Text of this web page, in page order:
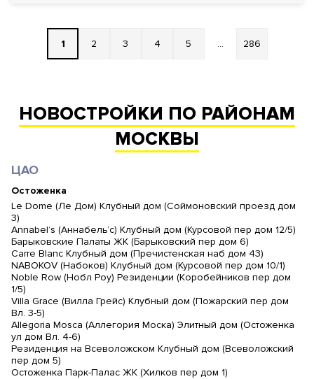
1 2 3 4 5 ... 286
НОВОСТРОЙКИ ПО РАЙОНАМ
МОСКВЫ
ЦАО
Остоженка
Le Dome (Ле Дом) Клубный дом (Соймоновский проезд дом
3)
Annabel’s (Аннабель’с) Клубный дом (Курсовой пер дом 12/5)
Барыковские Палаты ЖК (Барыковский пер дом 6)
Carre Blanc Клубный дом (Пречистенская наб дом 43)
NABOKOV (Набоков) Клубный дом (Курсовой пер дом 10/1)
Noble Row (Нобл Роу) Резиденции (Коробейников пер дом
1/5)
Villa Grace (Вилла Грейс) Клубный дом (Пожарский пер дом
Вл. 3-5)
Allegoria Mosca (Аллегория Моска) Элитный дом (Остоженка
ул дом Вл. 4-6)
Резиденция на Всеволожском Клубный дом (Всеволожский
пер дом 5)
Остоженка Парк-Палас ЖК (Хилков пер дом 1)